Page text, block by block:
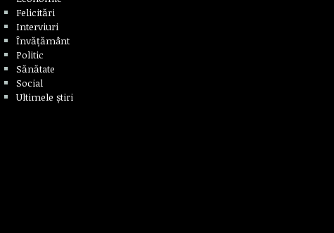
Felicitări
Interviuri
Învățământ
Politic
Sănătate
Social
Ultimele știri